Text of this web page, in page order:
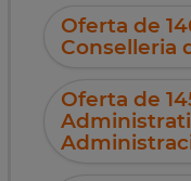
Oferta de
Conselleria
Oferta de